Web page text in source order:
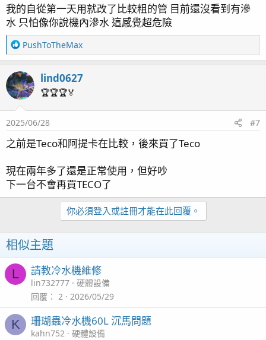
到這裡我只能怪自己買到機皇？！機體內部有漏水問題，我
猜應該是很小的滲漏如果不是不會長達半年時間才導致今日
的惡果。不過坦白說teco代理的客服真的蠻讓人無語的，早期
說內部有水 一口咬定我人為損耗，我就一滴水都沒滴進過去
是大問題，到現在是機體出廠本身有缺陷導致損毀又不承
認，只是粗粗帶過話題 我前後問幾次都不予回覆我也是暈了
，到最後我還是乖乖付了維修費並安排到到府上了事 哈。
我的自從第一天用就改了比較粗的管 目前還沒看到有滲
水 只怕像你說機內滲水 這感覺超危險
R
e
c
t
i
o
n
：
PushToTheMax
lind0627
🏆🏆🏆🏅
2025/06/28 #7
之前是Teco和阿提卡在比較，後來買了Teco
現在兩年多了還是正常使用，但好吵
下一台不會再買TECO了
你必須登入或註冊才能在此回覆。
相似主題
L 請教冷水機維修
lin732777
硬體設備
回覆
2 2026/05/29
K 珊瑚蟲冷水機60L 沉馬問題
kahn752
硬體設備